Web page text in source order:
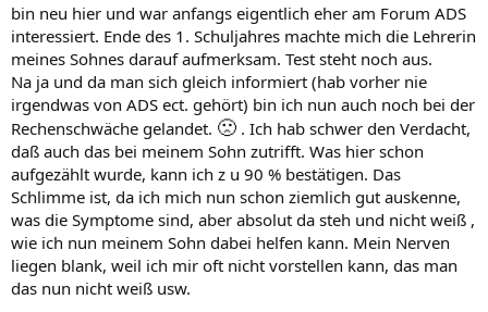
bin neu hier und war anfangs eigentlich eher am Forum ADS
interessiert. Ende des 1. Schuljahres machte mich die Lehrerin
meines Sohnes darauf aufmerksam. Test steht noch aus.
Na ja und da man sich gleich informiert (hab vorher nie
irgendwas von ADS ect. gehört) bin ich nun auch noch bei der
Rechenschwäche gelandet. 🙁 . Ich hab schwer den Verdacht,
daß auch das bei meinem Sohn zutrifft. Was hier schon
aufgezählt wurde, kann ich z u 90 % bestätigen. Das
Schlimme ist, da ich mich nun schon ziemlich gut auskenne,
was die Symptome sind, aber absolut da steh und nicht weiß ,
wie ich nun meinem Sohn dabei helfen kann. Mein Nerven
liegen blank, weil ich mir oft nicht vorstellen kann, das man
das nun nicht weiß usw.